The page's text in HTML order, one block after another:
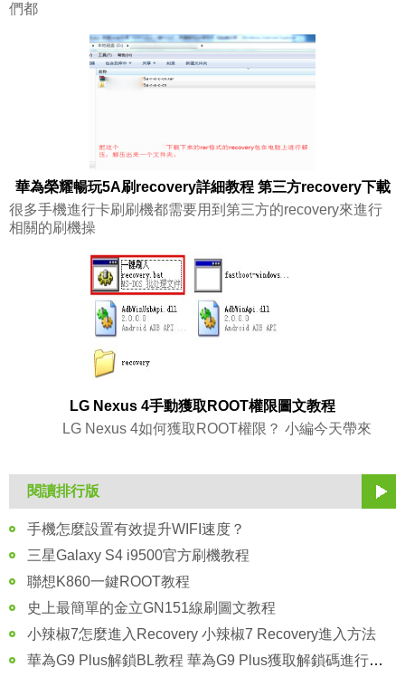
們都
華為榮耀暢玩5A刷recovery詳細教程 第三方recovery下載
很多手機進行卡刷刷機都需要用到第三方的recovery來進行
相關的刷機操
LG Nexus 4手動獲取ROOT權限圖文教程
LG Nexus 4如何獲取ROOT權限？ 小編今天帶來
閱讀排行版
手機怎麼設置有效提升WIFI速度？
三星Galaxy S4 i9500官方刷機教程
聯想K860一鍵ROOT教程
史上最簡單的金立GN151線刷圖文教程
小辣椒7怎麼進入Recovery 小辣椒7 Recovery進入方法
華為G9 Plus解鎖BL教程 華為G9 Plus獲取解鎖碼進行解鎖